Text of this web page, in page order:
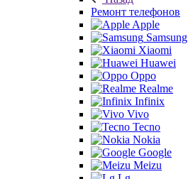
Ремонт телефонов
Apple
Samsung
Xiaomi
Huawei
Oppo
Realme
Infinix
Vivo
Tecno
Nokia
Google
Meizu